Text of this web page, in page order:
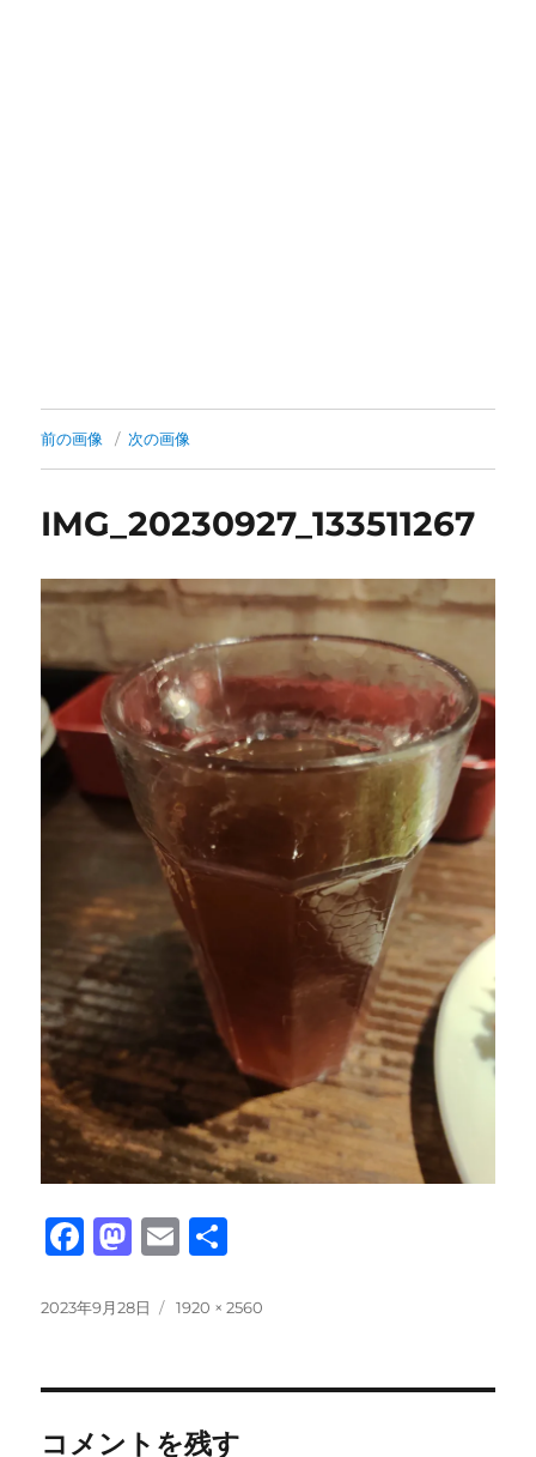
前の画像 次の画像
IMG_20230927_133511267
F
c
b
o
M
st
d
o
E
ai
投
2023年9月28日
フ
1920 × 2560
コメントを残す